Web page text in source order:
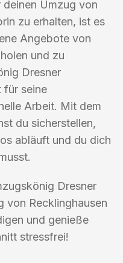
Umzug von
zu erhalten, ist es
Angebote von
und zu
Dresner
für seine
Arbeit. Mit dem
du sicherstellen,
abläuft und du dich
Dresner
von Recklinghausen
und genieße
stressfrei!